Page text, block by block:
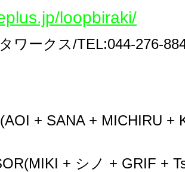
loopbiraki/
ワークス/TEL:044-276-
+ SANA + MICHIRU +
+ シノ + GRIF +